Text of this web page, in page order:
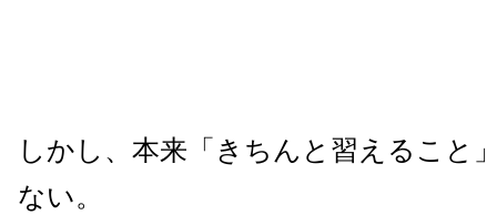
しかし、本来「きちんと習えること
ない。